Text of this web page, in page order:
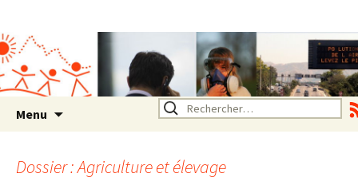
Rhône Alpes
Un environnement sain pour
la santé de tous
Menu Rechercher :
Dossier : Agriculture et élevage